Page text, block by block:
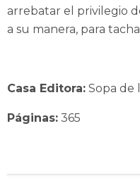
arrebatar el privilegio
a su manera, para
Casa Editora: Sopa de
Páginas: 365